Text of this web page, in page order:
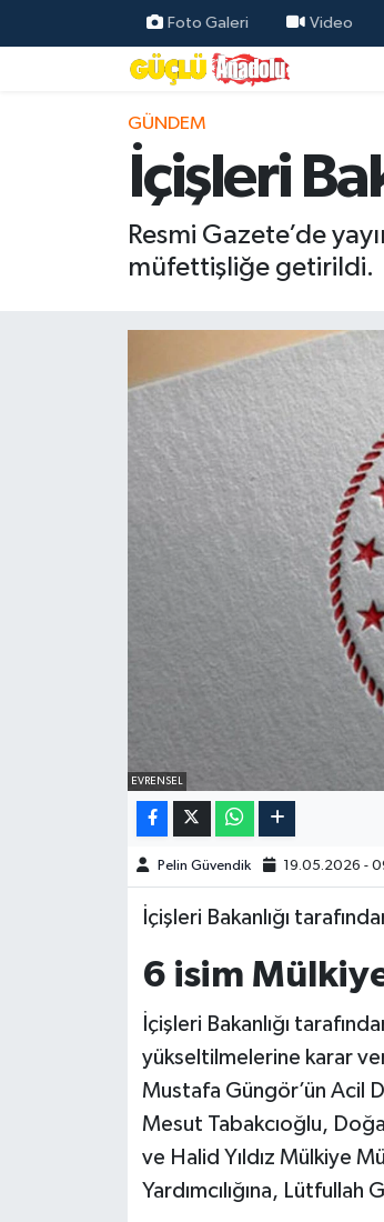
Foto Galeri Video
GÜNDEM
İçişleri
Resmi Gazete’de
müfettişliğe getirildi.
EVRENSEL
Pelin Güvendik 19.05.2026 -
İçişleri Bakanlığı
6 isim
İçişleri Bakanlığı
yükseltilmelerine karar
Mustafa Güngör’ün Acil
Mesut Tabakcıoğlu,
ve Halid Yıldız Mülkiye
Yardımcılığına, Lütfullah
Özel Haber
Ankara Haberleri
Resmi İlanlar
Magazin
Hava Durumu
Kim kimdir?
Kültür Sanat
Teknoloji
Televizyon